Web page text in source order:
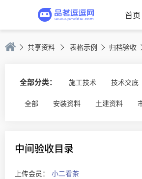
首页
共享资料 表格示例 归档验收
全部分类： 施工技术 技术交底
全部 安装资料 土建资料
中间验收目录
上传会员： 小二看茶